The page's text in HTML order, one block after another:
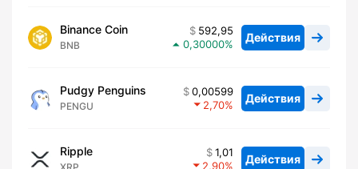
Binance Coin
BNB
592,95
0,30000
Действия
Pudgy Penguins
PENGU
0,00599
2,70
Действия
Ripple
1,01
2,90
Действия